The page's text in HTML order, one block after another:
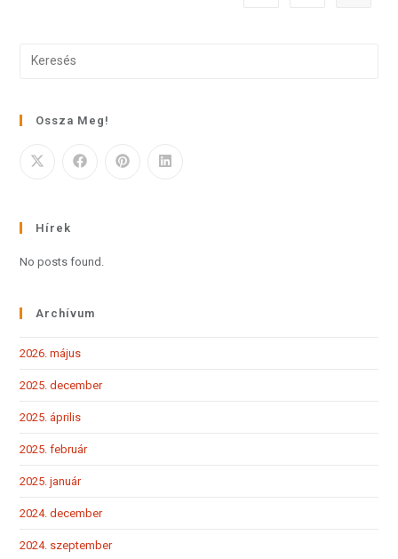
Ossza Meg!
Hírek
No posts found.
Archívum
2026. május
2025. december
2025. április
2025. február
2025. január
2024. december
2024. szeptember